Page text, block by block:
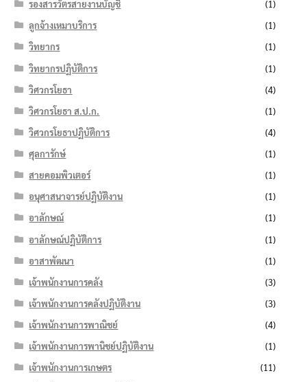
รองสารวัตรสายงานบัญชี
(1)
ลูกจ้างเหมาบริการ
(1)
วิทยากร
(1)
วิทยากรปฏิบัติการ
(1)
วิศวกรโยธา
(4)
วิศวกรโยธา ส.ป.ก.
(1)
วิศวกรโยธาปฏิบัติการ
(4)
ศุลการักษ์
(1)
สายคอมพิวเตอร์
(1)
อนุศาสนาจารย์ปฏิบัติงาน
(1)
อาลักษณ์
(1)
อาลักษณ์ปฏิบัติการ
(1)
อาสาพัฒนา
(1)
เจ้าพนักงานการคลัง
(3)
เจ้าพนักงานการคลังปฏิบัติงาน
(3)
เจ้าพนักงานการพาณิชย์
(4)
เจ้าพนักงานการพานิชย์ปฏิบัติงาน
(1)
เจ้าพนักงานการเกษตร
(11)